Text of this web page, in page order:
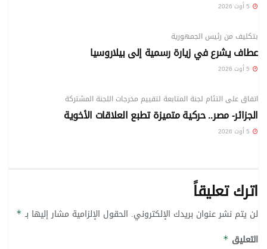
بتكليف من رئيس الجمهورية
عطاف يشرع في زيارة رسمية إلى بيلاروسيا
اتفاق على التئام لجنة المتابعة لتقييم مخرجات اللجنة المشتركة
الجزائر- مصر.. حركية متميزة تطبع العلاقات الأخوية
اترك تعليقاً
لن يتم نشر عنوان بريدك الإلكتروني. الحقول الإلزامية مشار إليها بـ *
التعليق *